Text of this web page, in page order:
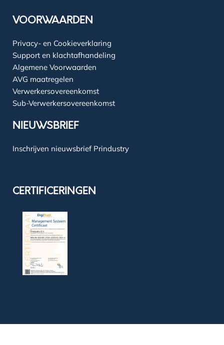
VOORWAARDEN
Privacy- en Cookieverklaring
Support en klachtafhandeling
Algemene Voorwaarden
AVG maatregelen
Verwerkersovereenkomst
Sub-Verwerkersovereenkomst
NIEUWSBRIEF
Inschrijven nieuwsbrief Prindustry
CERTIFICERINGEN